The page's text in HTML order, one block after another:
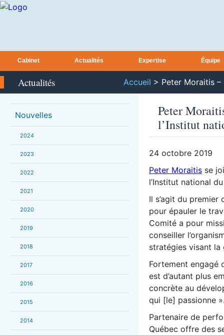
Cabinet Actualités Expertise Équipe
Actualités Accueil > Peter Moraitis
Nouvelles
2024
2023
2022
2021
2020
2019
2018
2017
2016
2015
2014
Peter
l’Institut
24 octobre 2019
Peter Moraitis se
l’Institut national
Il s’agit du premier
pour épauler le
Comité a pour
conseiller
stratégies visant la
Fortement engagé
est d’autant plus
concrète au
qui [le] passionne
Partenaire de
Québec offre des